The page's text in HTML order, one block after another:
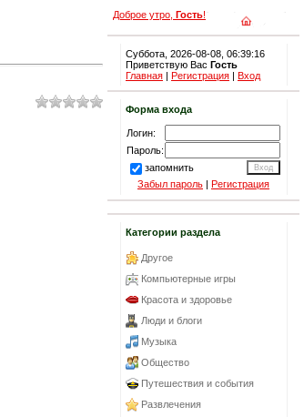
Доброе утро, Гость!
Суббота, 2026-08-08, 06:39:16
Приветствую Вас Гость
Главная | Регистрация | Вход
Форма входа
Логин:
Пароль:
запомнить
Забыл пароль | Регистрация
Категории раздела
Другое
Компьютерные игры
Красота и здоровье
Люди и блоги
Музыка
Общество
Путешествия и события
Развлечения